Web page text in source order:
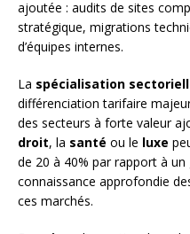
ajoutée : audits de sites
stratégique, migrations
d’équipes internes.
La spécialisation
différenciation tarifaire
des secteurs à forte valeur
droit, la santé ou le luxe
de 20 à 40% par rapport à
connaissance approfondie
ces marchés.